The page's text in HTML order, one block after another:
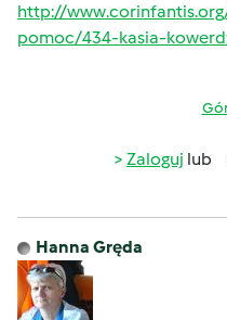
http://
pomoc/434-kasia-
Zaloguj lub
Hanna Gręda